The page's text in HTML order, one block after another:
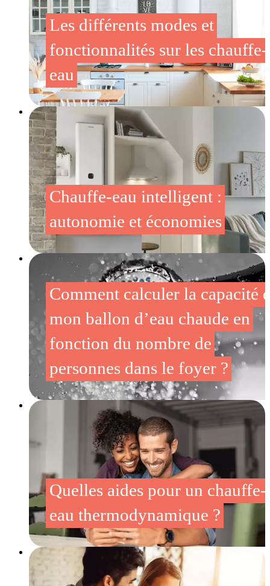
Les différents modes et
fonctionnalités sur les chauffe-
eau
Chauffe-eau intelligent :
autonomie et économies
Comment calculer la capacité
mon ballon d’eau chaude en
fonction du nombre de
personnes dans le foyer ?
Quelles aides pour un chauffe-
eau thermodynamique ?